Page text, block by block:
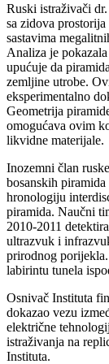
Ruski istraživači
sa zidova
sastavima
Analiza je
upućuje da
zemljine utrobe.
eksperimentalno
Geometrija
omogućava ovim
likvidne materijale.
Inozemni član
bosanskih
hronologiju
piramida. Naučni
2010-2011
ultrazvuk i
prirodnog
labirintu tunela
Osnivač Instituta
dokazao vezu
električne
istraživanja na
Instituta.